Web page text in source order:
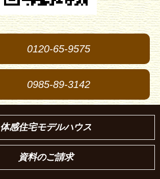
0120-65-9575
0985-89-3142
体感住宅モデルハウス
資料のご請求